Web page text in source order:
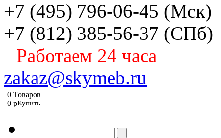
+7 (495) 796-06-45 (Мск)
+7 (812) 385-56-37 (СПб)
Работаем 24 часа
zakaz@skymeb.ru
0 Товаров
0 pКупить